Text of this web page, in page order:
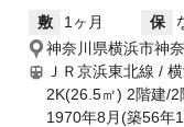
敷 1ヶ月 保
神奈川県横浜市神
ＪＲ京浜東北線 /
2K(26.5㎡) 2階建/2
1970年8月(築56年